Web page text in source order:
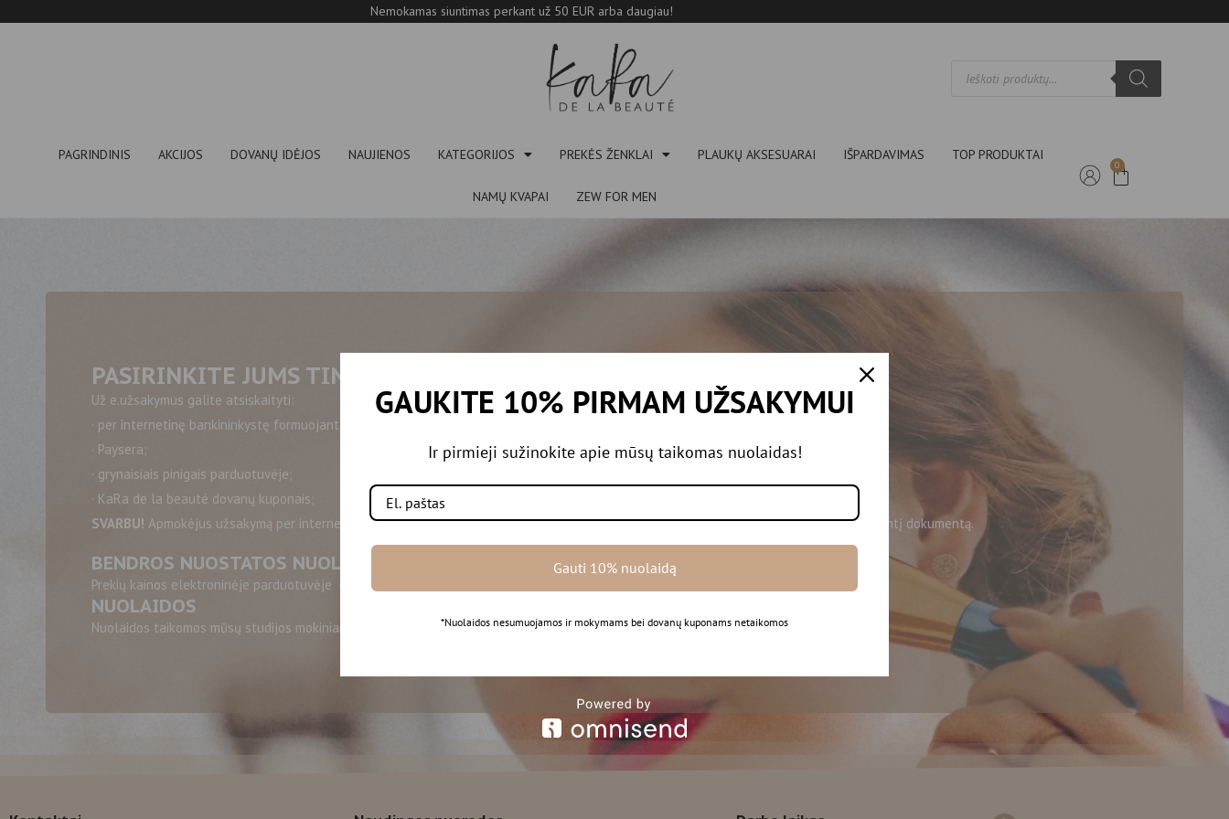
Nemokamas siuntimas perkant už 50 EUR arba daugiau!
PAGRINDINIS AKCIJOS DOVANŲ IDĖJOS NAUJIENOS KATEGORIJOS PREKĖS ŽENKLAI PLAUKŲ AKSESUARAI IŠPARDAVIMAS TOP PRODUKTAI
NAMŲ KVAPAI ZEW FOR MEN
0
PASIRINKITE JUMS TINKAMIAUSIĄ MOKĖJIMO BŪDĄ
Už e.užsakymus galite atsiskaityti:
· per internetinę bankininkystę formuojant užsakymą;
· Paysera;
· grynaisiais pinigais parduotuvėje;
· KaRa de la beauté dovanų kuponais;
SVARBU! Apmokėjus užsakymą per internetinę bankininkystę ir atsiimant e. užsakymą salone su savimi reikia turėti asmenybę patvirtinantį dokumentą.
BENDROS NUOSTATOS NUOLAIDOS
Prekių kainos elektroninėje parduotuvėje nurodytos eurais su PVM.
NUOLAIDOS
Nuolaidos taikomos mūsų studijos mokiniams, baigus bet kuriuos kursus gaunate nuolaidos kodą.
GAUKITE 10% PIRMAM UŽSAKYMUI
Ir pirmieji sužinokite apie mūsų taikomas nuolaidas!
Gauti 10% nuolaidą
*Nuolaidos nesumuojamos ir mokymams bei dovanų kuponams netaikomos